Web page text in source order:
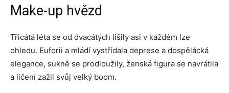
Make-up hvězd
Třicátá léta se od dvacátých lišily asi v každém lze
ohledu. Euforii a mládí vystřídala deprese a dospělácká
elegance, sukně se prodloužily, ženská figura se navrátila
a líčení zažil svůj velký boom.